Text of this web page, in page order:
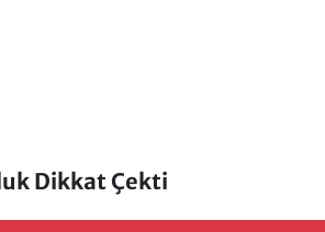
Dikkat Çekti